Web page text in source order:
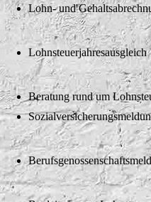
Lohn- und
Lohnsteuerjahresausgleich
Beratung rund um